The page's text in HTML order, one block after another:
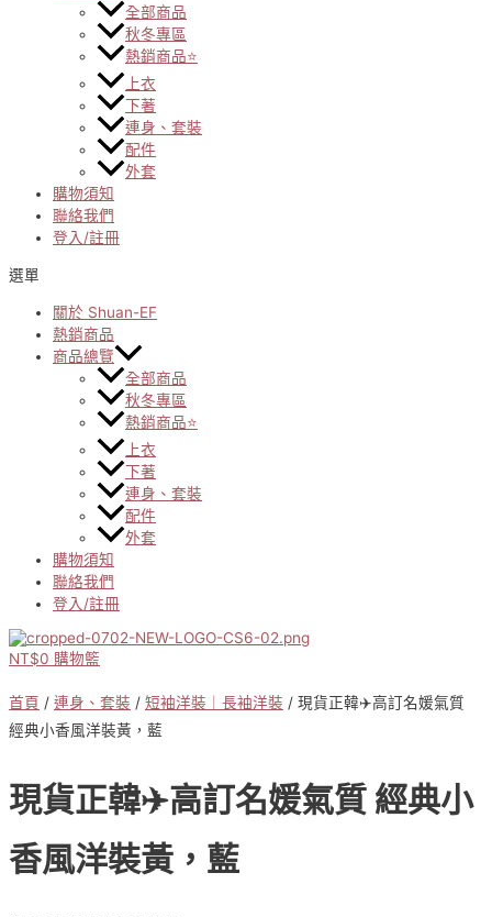
全部商品
秋冬專區
熱銷商品⭐
上衣
下著
連身、套裝
配件
外套
購物須知
聯絡我們
登入/註冊
選單
關於 Shuan-EF
熱銷商品
商品總覽
全部商品
秋冬專區
熱銷商品⭐
上衣
下著
連身、套裝
配件
外套
購物須知
聯絡我們
登入/註冊
NT$0 購物籃
首頁 / 連身、套裝 / 短袖洋裝｜長袖洋裝 / 現貨正韓✈️高訂名媛氣質
經典小香風洋裝黃，藍
現貨正韓✈️高訂名媛氣質 經典小
香風洋裝黃，藍